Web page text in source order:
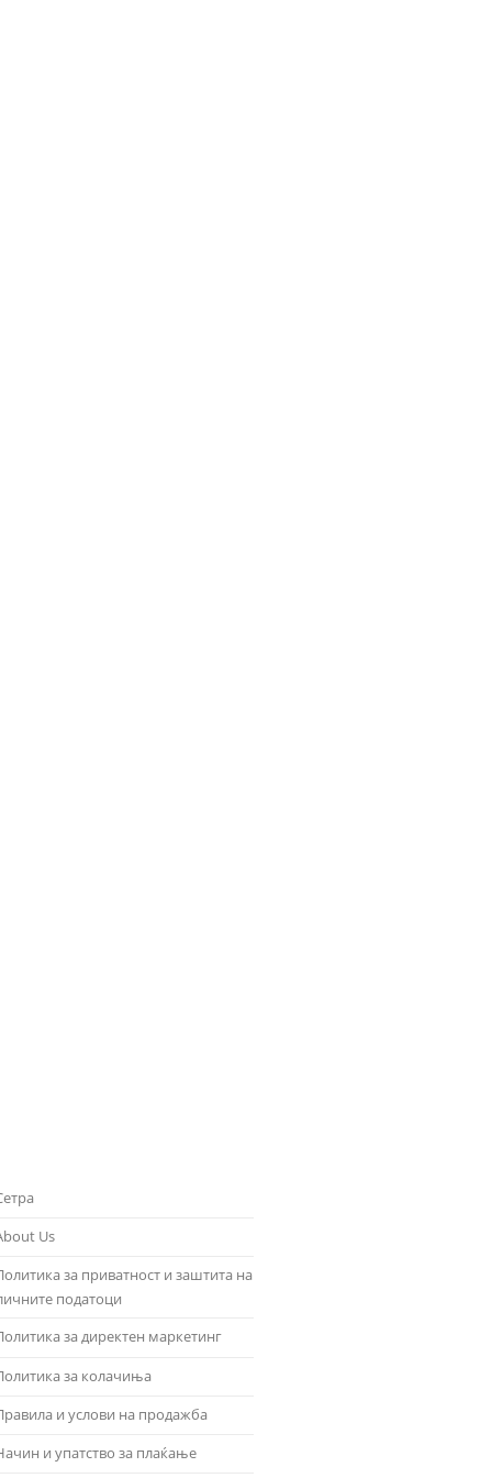
Us
за приватност и заштита на
податоци
за директен маркетинг
за колачиња
и услови на продажба
и упатство за плаќање